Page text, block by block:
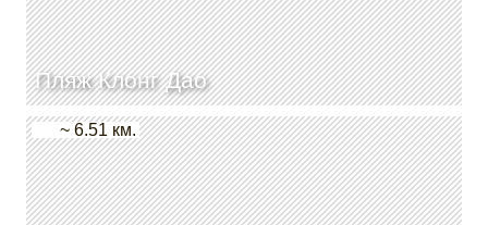
Пляж Клонг Дао
~ 6.51 км.